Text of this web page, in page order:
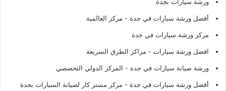
أفضل ورشة سيارات في جدة - مركز العالمية
مركز ورشة سيارات في جدة
افضل ورشة سيارات - مراكز الطرق السريعة
ورشة صيانة سيارات في جدة - المركز الدولي التخصصي
أفضل ورشة سيارات في جدة - مركز مستر كار لصيانة السيارات بجدة